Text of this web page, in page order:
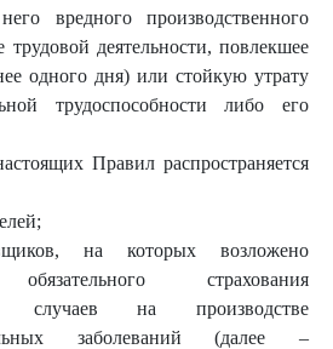
вредного производственного
трудовой деятельности, повлекшее
одного дня) или стойкую утрату
трудоспособности либо его
Правил распространяется
на которых возложено
страхования
случаев на производстве
заболеваний (далее –